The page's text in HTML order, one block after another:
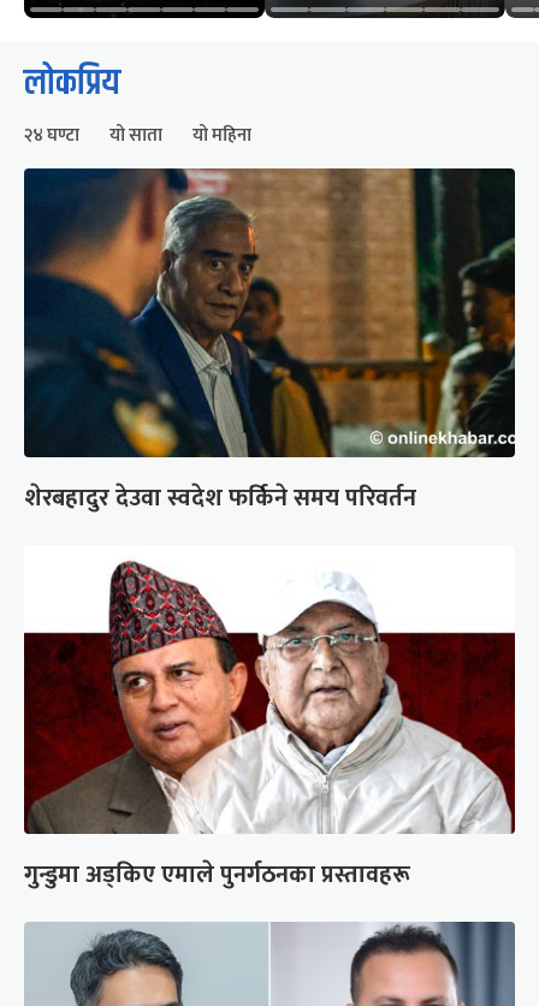
लोकप्रिय
२४ घण्टा यो साता यो महिना
शेरबहादुर देउवा स्वदेश फर्किने समय परिवर्तन
गुन्डुमा अड्किए एमाले पुनर्गठनका प्रस्तावहरू